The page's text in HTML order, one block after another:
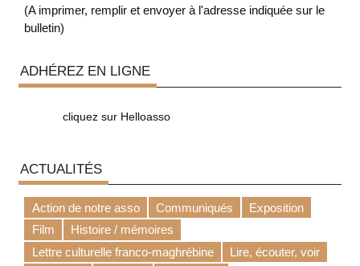
(A imprimer, remplir et envoyer à l'adresse indiquée sur le
bulletin)
ADHÉREZ EN LIGNE
cliquez sur Helloasso
ACTUALITÉS
Action de notre asso Communiqués
Exposition
Film
Histoire / mémoires
Lettre culturelle franco-maghrébine
Lire, écouter, voir